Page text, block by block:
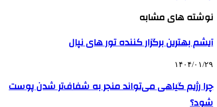
نوشته های مشابه
آیشم بهترین برگزار کننده تور های نپال
۱۴۰۴/۰۱/۲۹
چرا رژیم گیاهی می‌تواند منجر به شفاف‌تر شدن پوست
شود؟